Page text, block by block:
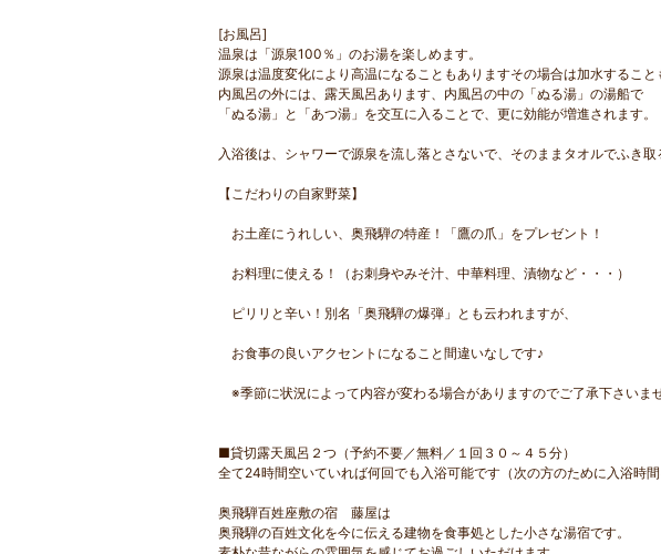
[お風呂]
温泉は「源泉100％」のお湯を楽しめます。
源泉は温度変化により高温になることもありますその場合は加水すること
内風呂の外には、露天風呂あります、内風呂の中の「ぬる湯」の湯船で
「ぬる湯」と「あつ湯」を交互に入ることで、更に効能が増進されます。
入浴後は、シャワーで源泉を流し落とさないで、そのままタオルでふき取
【こだわりの自家野菜】
お土産にうれしい、奥飛騨の特産！「鷹の爪」をプレゼント！
お料理に使える！（お刺身やみそ汁、中華料理、漬物など・・・）
ピリリと辛い！別名「奥飛騨の爆弾」とも云われますが、
お食事の良いアクセントになること間違いなしです♪
※季節に状況によって内容が変わる場合がありますのでご了承下さいませ
■貸切露天風呂２つ（予約不要／無料／１回３０～４５分）
全て24時間空いていれば何回でも入浴可能です（次の方のために入浴時間
奥飛騨百姓座敷の宿 藤屋は
奥飛騨の百姓文化を今に伝える建物を食事処とした小さな湯宿です。